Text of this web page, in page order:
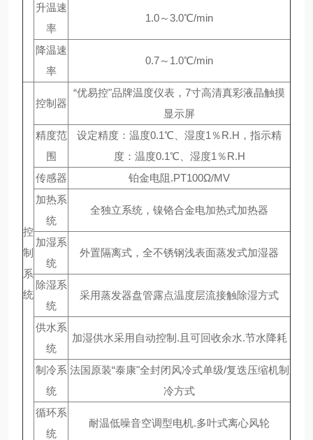
升温速
率
1.0～3.0℃/min
降温速
率
0.7～1.0℃/min
控
制
系
统
控制器
“优易控"品牌温度仪表，7寸高清真彩液晶触摸
显示屏
精度范
围
设定精度：温度0.1℃、湿度1％R.H，指示精
度：温度0.1℃、湿度1％R.H
传感器
铂金电阻.PT100Ω/MV
加热系
统
全独立系统，镍铬合金电加热式加热器
加湿系
统
外置隔离式，全不锈钢浅表面蒸发式加湿器
除湿系
统
采用蒸发器盘管露点温度层流接触除湿方式
供水系
统
加湿供水采用自动控制.且可回收余水.节水降耗
制冷系
统
法国原装“泰康"全封闭风冷式单级/复迭压缩机制
冷方式
循环系
统
耐温低噪音空调型电机.多叶式离心风轮